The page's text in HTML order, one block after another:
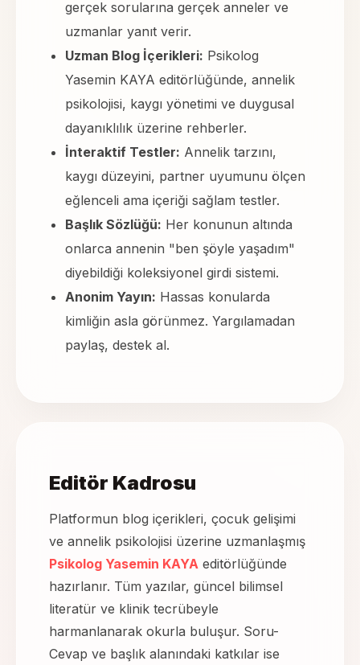
gerçek sorularına gerçek anneler ve
uzmanlar yanıt verir.
Uzman Blog İçerikleri: Psikolog
Yasemin KAYA editörlüğünde, annelik
psikolojisi, kaygı yönetimi ve duygusal
dayanıklılık üzerine rehberler.
İnteraktif Testler: Annelik tarzını,
kaygı düzeyini, partner uyumunu ölçen
eğlenceli ama içeriği sağlam testler.
Başlık Sözlüğü: Her konunun altında
onlarca annenin "ben şöyle yaşadım"
diyebildiği koleksiyonel girdi sistemi.
Anonim Yayın: Hassas konularda
kimliğin asla görünmez. Yargılamadan
paylaş, destek al.
Editör Kadrosu
Platformun blog içerikleri, çocuk gelişimi
ve annelik psikolojisi üzerine uzmanlaşmış
Psikolog Yasemin KAYA editörlüğünde
hazırlanır. Tüm yazılar, güncel bilimsel
literatür ve klinik tecrübeyle
harmanlanarak okurla buluşur. Soru-
Cevap ve başlık alanındaki katkılar ise